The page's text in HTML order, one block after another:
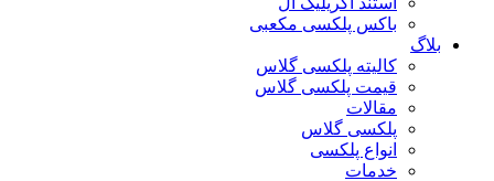
باکس پلکسی مکعبی
بلاگ
کالیته پلکسی گلاس
قیمت پلکسی گلاس
مقالات
پلکسی گلاس
انواع پلکسی
خدمات